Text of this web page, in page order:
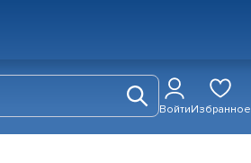
ВойтиИзбранное